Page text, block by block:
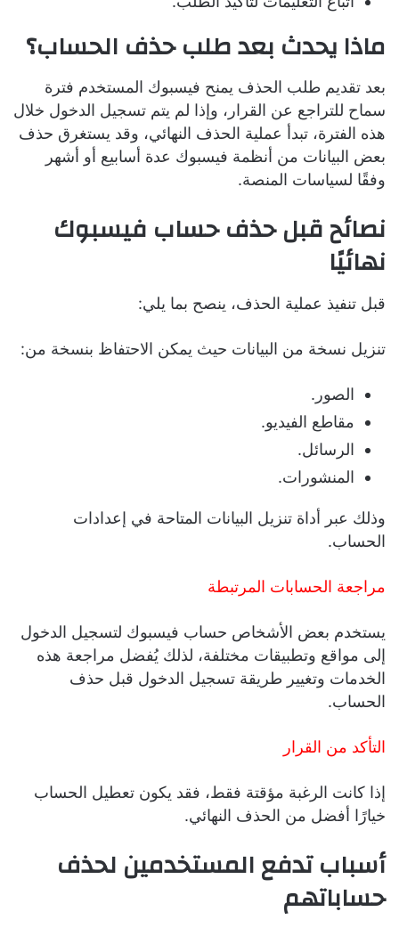
ماذا يحدث بعد طلب حذف الحساب؟
بعد تقديم طلب الحذف يمنح فيسبوك المستخدم فترة
سماح للتراجع عن القرار، وإذا لم يتم تسجيل الدخول خلال
هذه الفترة، تبدأ عملية الحذف النهائي، وقد يستغرق حذف
بعض البيانات من أنظمة فيسبوك عدة أسابيع أو أشهر
وفقًا لسياسات المنصة.
نصائح قبل حذف حساب فيسبوك
نهائيًا
قبل تنفيذ عملية الحذف، ينصح بما يلي:
تنزيل نسخة من البيانات حيث يمكن الاحتفاظ بنسخة من:
الصور.
مقاطع الفيديو.
الرسائل.
المنشورات.
وذلك عبر أداة تنزيل البيانات المتاحة في إعدادات
الحساب.
مراجعة الحسابات المرتبطة
يستخدم بعض الأشخاص حساب فيسبوك لتسجيل الدخول
إلى مواقع وتطبيقات مختلفة، لذلك يُفضل مراجعة هذه
الخدمات وتغيير طريقة تسجيل الدخول قبل حذف
الحساب.
التأكد من القرار
إذا كانت الرغبة مؤقتة فقط، فقد يكون تعطيل الحساب
خيارًا أفضل من الحذف النهائي.
أسباب تدفع المستخدمين لحذف
حساباتهم